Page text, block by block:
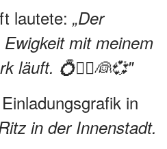
lautete: „Der
mit meinem
läuft. 💍🤵‍♂️👰💞"
in
in der Innenstadt.